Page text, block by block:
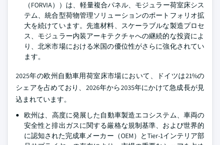
（FORVIA））は、軽量複合パネル、モジュラー荷室床シス
テム、統合型荷物管理ソリューションのポートフォリオ拡
大を続けています。先進材料、スケーラブルな製造プロセ
ス、モジュラー内装アーキテクチャへの継続的な投資によ
り、北米市場における米国の優位性がさらに強化されてい
ます。
2025年の欧州自動車用荷室床市場において、ドイツは21%の
シェアを占めており、2026年から2035年にかけて急成長が見
込まれています。
欧州は、高度に発展した自動車製造エコシステム、車両の
安全性と排出ガスに関する厳格な規制基準、および世界的
に認知された完成車メーカー（OEM）とTier-1インテリア部